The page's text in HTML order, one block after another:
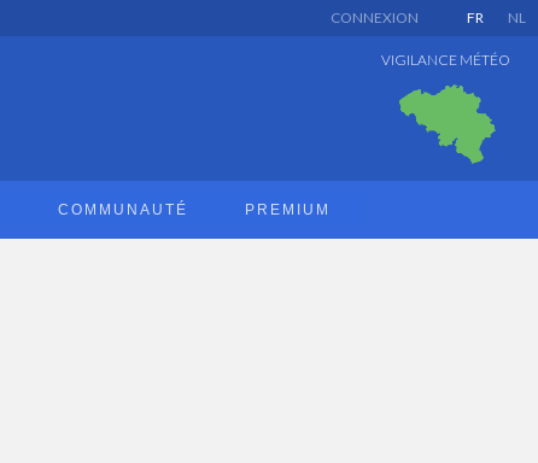
FR NL
CONNEXION
VIGILANCE MÉTÉO
COMMUNAUTÉ PREMIUM